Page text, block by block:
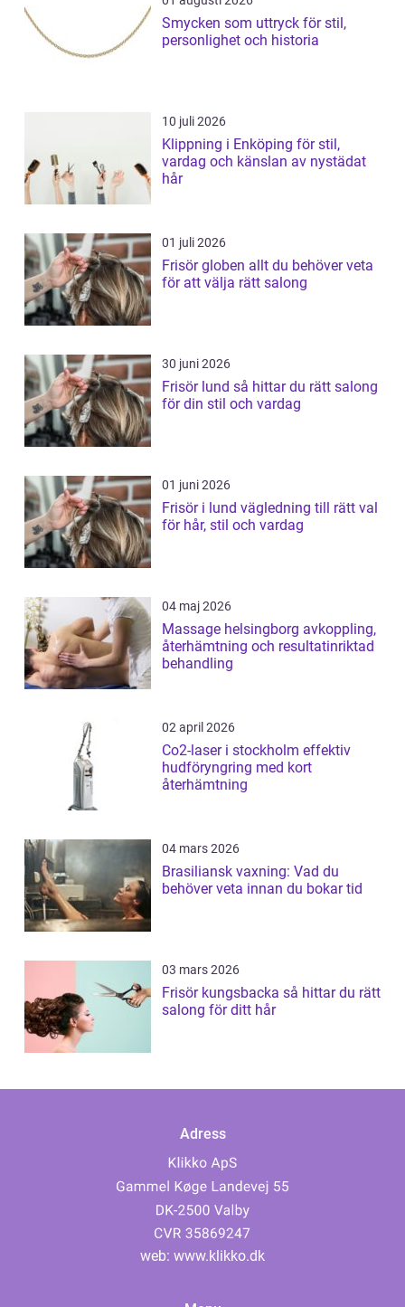
Smycken som uttryck för stil,
personlighet och historia
10 juli 2026
Klippning i Enköping för stil,
vardag och känslan av nystädat
hår
01 juli 2026
Frisör globen allt du behöver veta
för att välja rätt salong
30 juni 2026
Frisör lund så hittar du rätt salong
för din stil och vardag
01 juni 2026
Frisör i lund vägledning till rätt val
för hår, stil och vardag
04 maj 2026
Massage helsingborg avkoppling,
återhämtning och resultatinriktad
behandling
02 april 2026
Co2-laser i stockholm effektiv
hudföryngring med kort
återhämtning
04 mars 2026
Brasiliansk vaxning: Vad du
behöver veta innan du bokar tid
03 mars 2026
Frisör kungsbacka så hittar du rätt
salong för ditt hår
Adress
web: www.klikko.dk